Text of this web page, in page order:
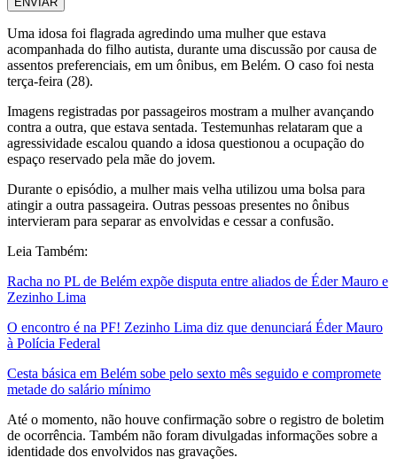
Uma idosa foi flagrada agredindo uma mulher que estava
acompanhada do filho autista, durante uma discussão por causa de
assentos preferenciais, em um ônibus, em Belém. O caso foi nesta
terça-feira (28).
Imagens registradas por passageiros mostram a mulher avançando
contra a outra, que estava sentada. Testemunhas relataram que a
agressividade escalou quando a idosa questionou a ocupação do
espaço reservado pela mãe do jovem.
Durante o episódio, a mulher mais velha utilizou uma bolsa para
atingir a outra passageira. Outras pessoas presentes no ônibus
intervieram para separar as envolvidas e cessar a confusão.
Leia Também:
Racha no PL de Belém expõe disputa entre aliados de Éder Mauro e
Zezinho Lima
O encontro é na PF! Zezinho Lima diz que denunciará Éder Mauro
à Polícia Federal
Cesta básica em Belém sobe pelo sexto mês seguido e compromete
metade do salário mínimo
Até o momento, não houve confirmação sobre o registro de boletim
de ocorrência. Também não foram divulgadas informações sobre a
identidade dos envolvidos nas gravações.